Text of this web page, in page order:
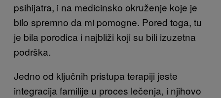
psihijatra, i na medicinsko okruženje koje je
bilo spremno da mi pomogne. Pored toga, tu
je bila porodica i najbliži koji su bili izuzetna
podrška.
Jedno od ključnih pristupa terapiji jeste
integracija familije u proces lečenja, i njihovo